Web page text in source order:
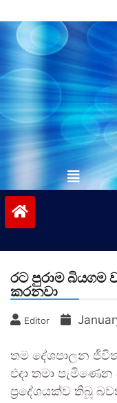
to
content
රට පුරාම
කරනවා
Editor
තම දේශපාලන
එදා තමා
ප්‍රදේශයක්ව තිබූ